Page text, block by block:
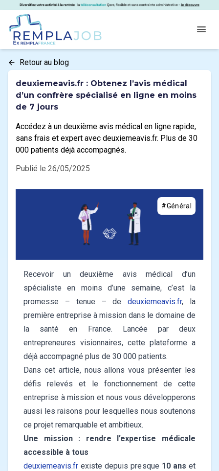
RemplaJob
Retour au blog
deuxiemeavis.fr : Obtenez l’avis médical
d’un confrère spécialisé en ligne en moins
de 7 jours
Accédez à un deuxième avis médical en ligne rapide,
sans frais et expert avec deuxiemeavis.fr. Plus de 30
000 patients déjà accompagnés.
Publié le 26/05/2025
#Général
Recevoir un deuxième avis médical d’un
spécialiste en moins d’une semaine, c’est la
promesse – tenue – dedeuxiemeavis.fr, la
première entreprise à mission dans le domaine de
la santé en France. Lancée par deux
entrepreneures visionnaires, cette plateforme a
déjà accompagné plus de 30 000 patients.
Dans cet article, nous allons vous présenter les
défis relevés et le fonctionnement de cette
entreprise à mission et nous vous développerons
aussi les raisons pour lesquelles nous soutenons
ce projet remarquable et ambitieux.
Une mission : rendre l’expertise médicale
accessible à tous
deuxiemeavis.fr existe depuis presque 10 ans et
Panneau de gestion des cookies